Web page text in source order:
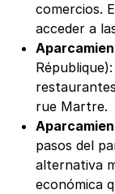
comercios.
acceder a
rue Martre.
pasos del
alternativa
económica